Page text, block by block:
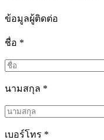
ข้อมูลผู้ติดต่อ
ชื่อ *
นามสกุล *
เบอร์โทร *